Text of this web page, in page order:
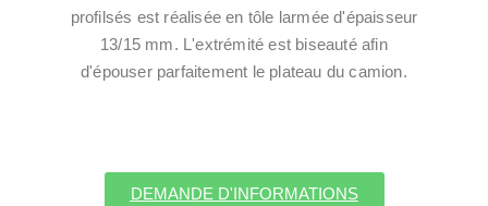
profilsés est réalisée en tôle larmée d'épaisseur
13/15 mm. L'extrémité est biseauté afin
d'épouser parfaitement le plateau du camion.
DEMANDE D'INFORMATIONS